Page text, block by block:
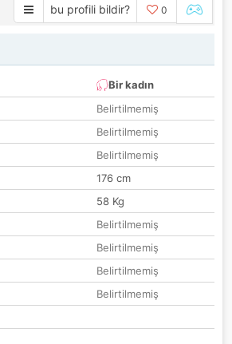
bu profili bildir? 0
Bir kadın
Belirtilmemiş
Belirtilmemiş
Belirtilmemiş
176 cm
58 Kg
Belirtilmemiş
Belirtilmemiş
Belirtilmemiş
Belirtilmemiş